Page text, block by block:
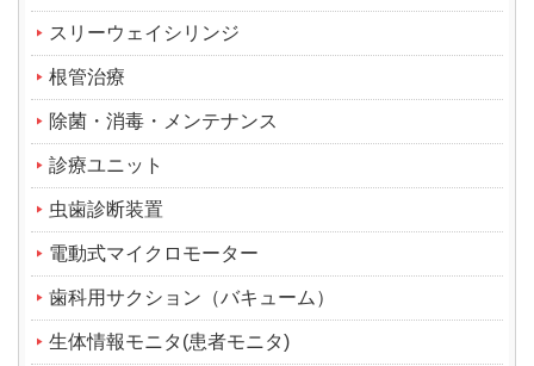
スリーウェイシリンジ
根管治療
除菌・消毒・メンテナンス
診療ユニット
虫歯診断装置
電動式マイクロモーター
歯科用サクション（バキューム）
生体情報モニタ(患者モニタ)